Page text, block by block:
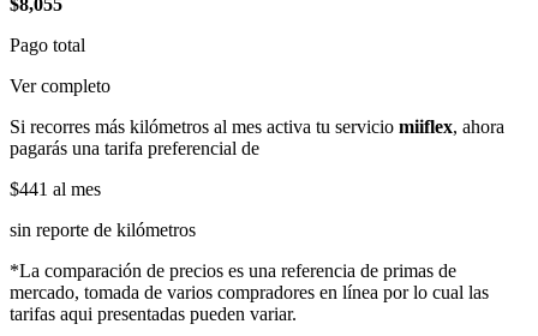
Pago total
Ver completo
Si recorres más kilómetros al mes activa tu servicio miiflex, ahora
pagarás una tarifa preferencial de
$441 al mes
sin reporte de kilómetros
*La comparación de precios es una referencia de primas de
mercado, tomada de varios compradores en línea por lo cual las
tarifas aqui presentadas pueden variar.